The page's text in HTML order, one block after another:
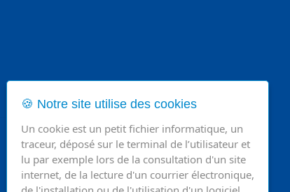
🍪 Notre site utilise des cookies
Un cookie est un petit fichier informatique, un
traceur, déposé sur le terminal de l’utilisateur et
lu par exemple lors de la consultation d'un site
internet, de la lecture d'un courrier électronique,